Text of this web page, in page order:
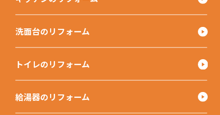
洗面台のリフォーム
トイレのリフォーム
給湯器のリフォーム